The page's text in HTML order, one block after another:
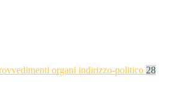
organi indirizzo-politico 28